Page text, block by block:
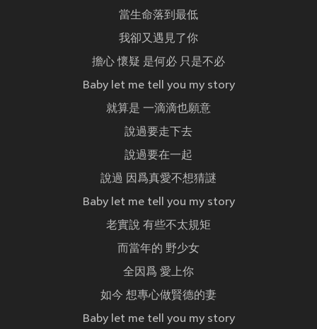
當生命落到最低
我卻又遇見了你
擔心 懷疑 是何必 只是不必
Baby let me tell you my story
就算是 一滴滴也願意
說過要走下去
說過要在一起
說過 因爲真愛不想猜謎
Baby let me tell you my story
老實說 有些不太規矩
而當年的 野少女
全因爲 愛上你
如今 想專心做賢德的妻
Baby let me tell you my story